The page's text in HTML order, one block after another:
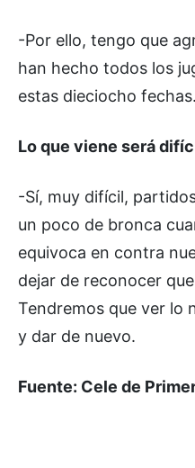
-Por ello, tengo que
han hecho todos los
estas dieciocho fechas.
Lo que viene será
-Sí, muy difícil,
un poco de bronca
equivoca en contra
dejar de reconocer
Tendremos que ver lo
y dar de nuevo.
Fuente: Cele de